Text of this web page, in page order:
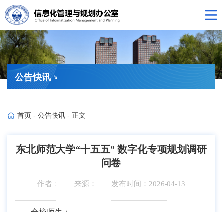
公告快讯
首页 - 公告快讯 - 正文
东北师范大学“十五五” 数字化专项规划调研
问卷
作者： 来源： 发布时间：2026-04-13